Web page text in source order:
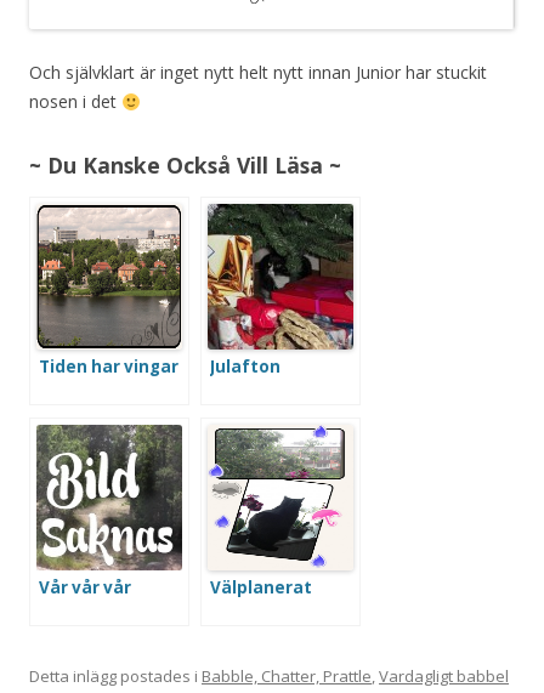
Och självklart är inget nytt helt nytt innan Junior har stuckit
nosen i det
~ Du Kanske Också Vill Läsa ~
Tiden har vingar Julafton
Vår vår vår Välplanerat
Detta inlägg postades i Babble, Chatter, Prattle,Vardagligt babbel